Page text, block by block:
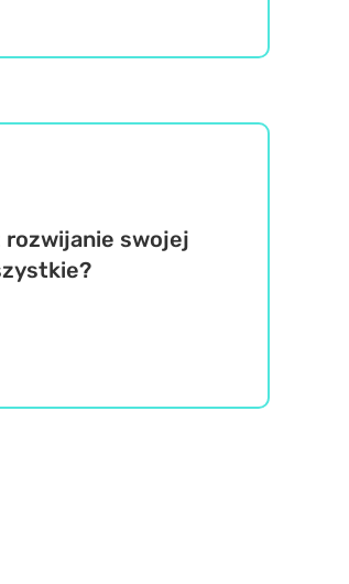
rozwijanie swojej